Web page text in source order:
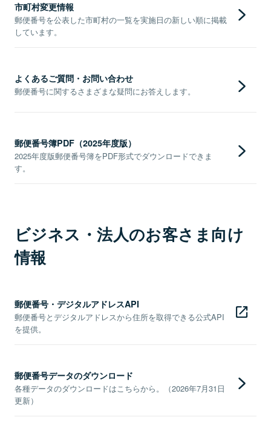
市町村変更情報
郵便番号を公表した市町村の一覧を実施日の新しい順に掲載
しています。
よくあるご質問・お問い合わせ
郵便番号に関するさまざまな疑問にお答えします。
郵便番号簿PDF（2025年度版）
2025年度版郵便番号簿をPDF形式でダウンロードできま
す。
ビジネス・法人のお客さま向け
情報
郵便番号・デジタルアドレスAPI
郵便番号とデジタルアドレスから住所を取得できる公式API
を提供。
郵便番号データのダウンロード
各種データのダウンロードはこちらから。（2026年7月31日
更新）